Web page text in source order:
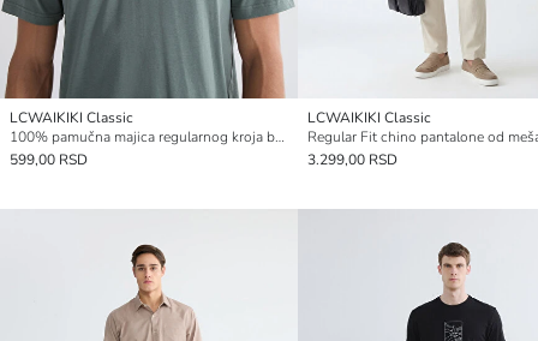
LCWAIKIKI Classic
100% pamučna majica regularnog kroja basic
599,00 RSD
LCWAIKIKI Classic
3.299,00 RSD